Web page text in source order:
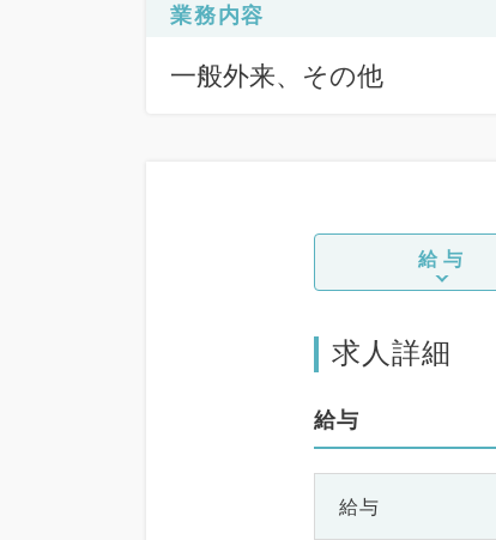
業務内容
一般外来、その他
給与
求人詳細
給与
給与